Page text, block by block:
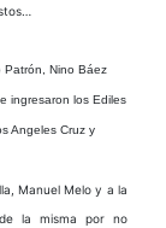
Patrón, Nino Báez
ingresaron los Ediles
Angeles Cruz y
Manuel Melo y a la
la misma por no